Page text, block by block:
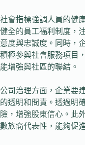
社會指標強調人員的健
健全的員工福利制度，
意度與忠誠度。同時，
積極參與社會服務項目
能增強與社區的聯結。
公司治理方面，企業要
的透明和問責。透過明
險，增強股東信心。此
數族裔代表性，能夠促